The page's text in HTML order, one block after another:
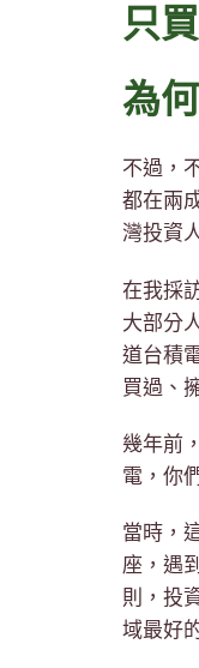
只
為
不過，
都在兩
灣投資
在我採
大部分
道台積
買過、
幾年前
電，你
當時，
座，遇
則，投
域最好